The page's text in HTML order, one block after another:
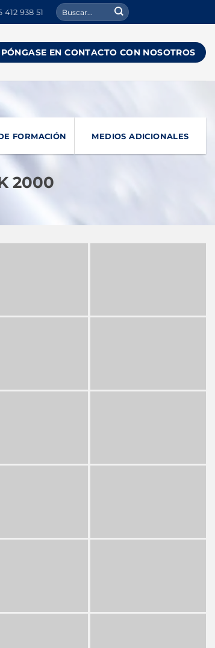
412 938 51 Buscar:
PÓNGASE EN CONTACTO CON NOSOTROS
FORMACIÓN MEDIOS ADICIONALES
2000